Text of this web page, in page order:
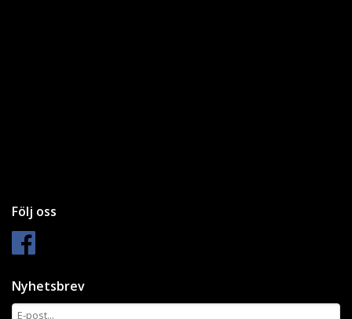
Följ oss
Nyhetsbrev